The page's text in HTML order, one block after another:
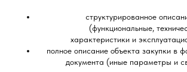
структурированное
(функциональные,
характеристики и
полное описание объекта закупки в
документа (иные параметры и